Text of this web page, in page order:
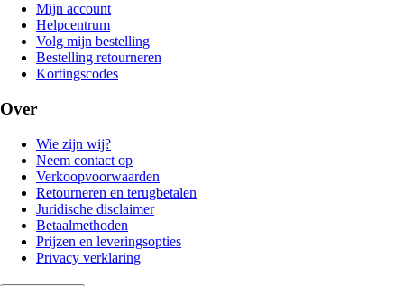
Mijn account
Helpcentrum
Volg mijn bestelling
Bestelling retourneren
Kortingscodes
Over
Wie zijn wij?
Neem contact op
Verkoopvoorwaarden
Retourneren en terugbetalen
Juridische disclaimer
Betaalmethoden
Prijzen en leveringsopties
Privacy verklaring